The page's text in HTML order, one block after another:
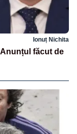
Ionuț Nichita
făcut de